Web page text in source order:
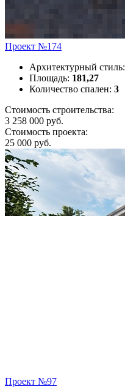
Проект №174
Архитектурный стиль:
Площадь: 181,27
Количество спален: 3
Стоимость строительства:
3 258 000 руб.
Стоимость проекта:
25 000 руб.
Проект №97